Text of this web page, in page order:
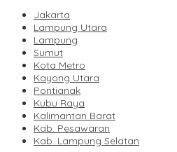
Jakarta
Lampung Utara
Lampung
Sumut
Kota Metro
Kayong Utara
Pontianak
Kubu Raya
Kalimantan Barat
Kab. Pesawaran
Kab. Lampung Selatan